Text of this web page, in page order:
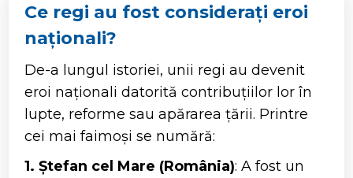
Ce regi au fost considerați eroi
naționali?
De-a lungul istoriei, unii regi au devenit
eroi naționali datorită contribuțiilor lor în
lupte, reforme sau apărarea țării. Printre
cei mai faimoși se numără:
1. Ștefan cel Mare (România): A fost un